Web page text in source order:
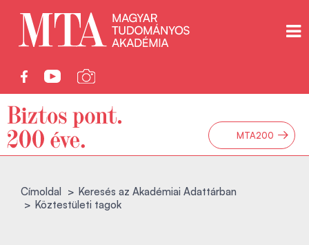
MTA200 →
Címoldal
Keresés az Akadémiai Adattárban
Köztestületi tagok